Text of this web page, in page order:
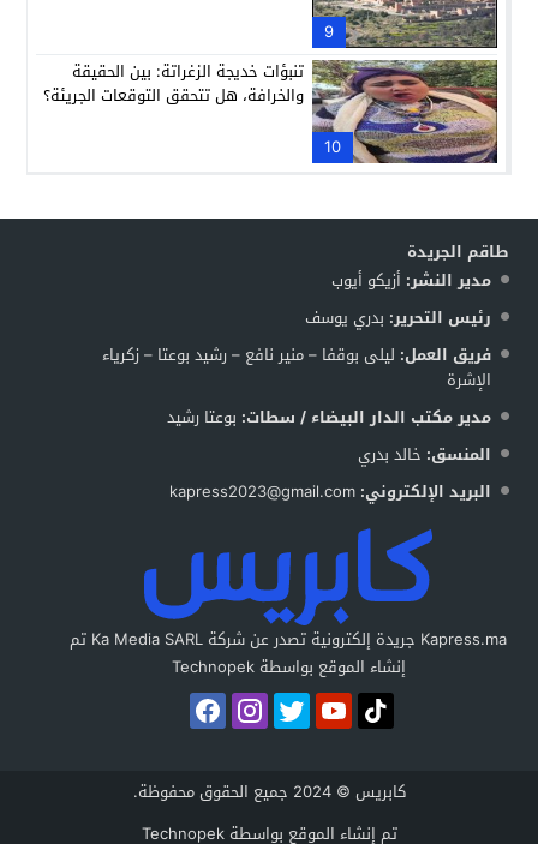
9
10
تنبؤات خديجة الزغراتة: بين الحقيقة
والخرافة، هل تتحقق التوقعات الجريئة؟
طاقم الجريدة
مدير النشر: أزيكو أيوب
رئيس التحرير: بدري يوسف
فريق العمل: ليلى بوقفا – منير نافع – رشيد بوعتا – زكرياء
الإشرة
مدير مكتب الدار البيضاء / سطات: بوعتا رشيد
المنسق: خالد بدري
البريد الإلكتروني: kapress2023@gmail.com
Kapress.ma جريدة إلكترونية تصدر عن شركة Ka Media SARL تم
إنشاء الموقع بواسطة Technopek
كابريس © 2024 جميع الحقوق محفوظة.
تم إنشاء الموقع بواسطةTechnopek